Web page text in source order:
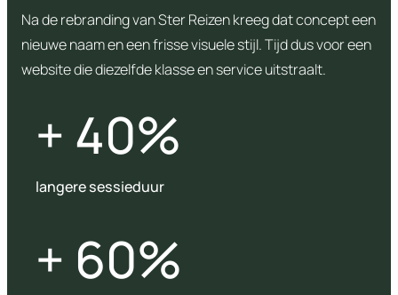
Na de rebranding van Ster Reizen kreeg dat concept een
nieuwe naam en een frisse visuele stijl. Tijd dus voor een
website die diezelfde klasse en service uitstraalt.
+ 40%
langere sessieduur
+ 60%